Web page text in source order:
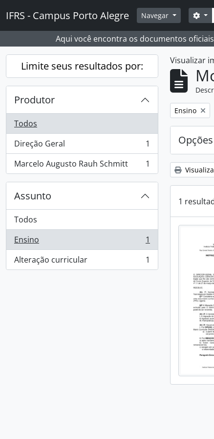
IFRS - Campus Porto Alegre Navegar
Aqui você encontra os documentos
Limite seus resultados por:
Produtor
Todos
Direção Geral
, 1 resultados
1
Marcelo Augusto Rauh Schmitt
, 1 resultados 1
Assunto
Todos
Ensino
, 1 resultados
1
Alteração curricular
, 1 resultados 1
Visualizar
Remover
Ensino
1